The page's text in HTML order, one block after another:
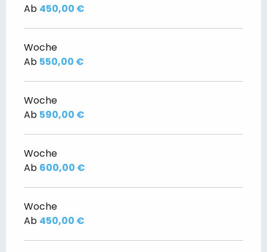
Ab 450,00 €
Woche
Ab 550,00 €
Woche
Ab 590,00 €
Woche
Ab 600,00 €
Woche
Ab 450,00 €